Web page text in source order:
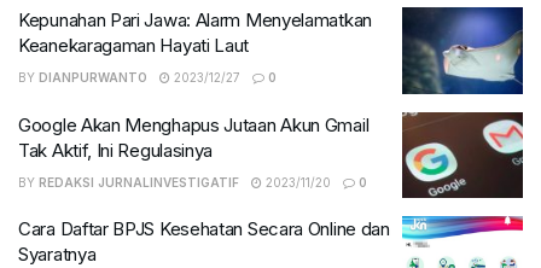
Kepunahan Pari Jawa: Alarm Menyelamatkan
Keanekaragaman Hayati Laut
BY DIANPURWANTO 2023/12/27 0
Google Akan Menghapus Jutaan Akun Gmail
Tak Aktif, Ini Regulasinya
BY REDAKSI JURNALINVESTIGATIF 2023/11/20 0
Cara Daftar BPJS Kesehatan Secara Online dan
Syaratnya